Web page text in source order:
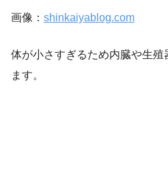
画像： shinkaiyablog.com
体が小さすぎるため内臓や生
ます。